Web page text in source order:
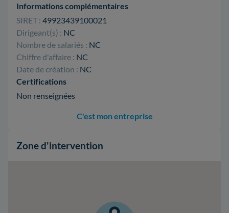
Informations complémentaires
SIRET : 49923439100021
Dirigeant(s) : NC
Nombre de salariés : NC
Chiffre d'affaire : NC
Date de création : NC
Certifications
Non renseignées
C'est mon entreprise
Zone d'intervention